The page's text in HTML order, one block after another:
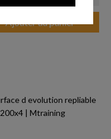
Ajouter au panier